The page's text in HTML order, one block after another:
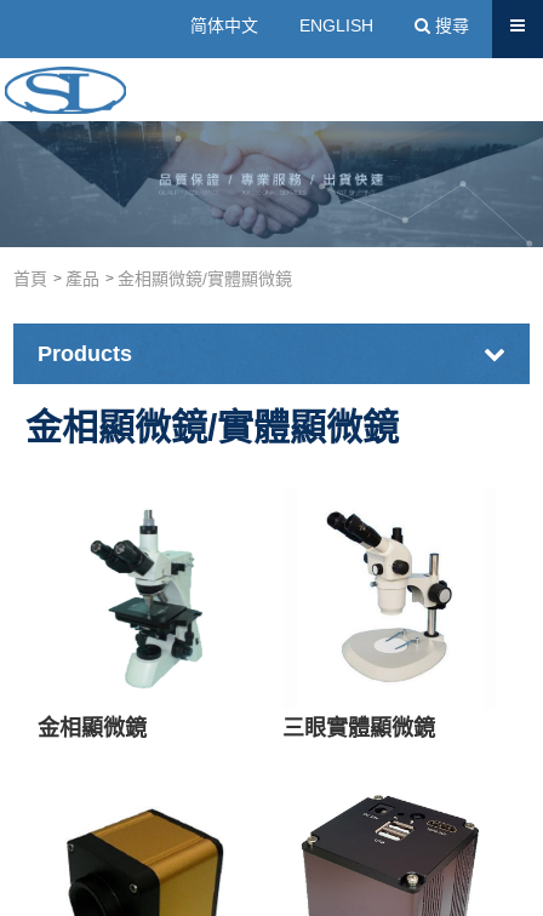
壓克力樹脂廠商｜冷埋樹脂、壓克力粉-士琳科技有限公司
送出
简体中文 ENGLISH 搜尋
首頁 產品 金相顯微鏡/實體顯微鏡
Products
金相顯微鏡/實體顯微鏡
金相顯微鏡 三眼實體顯微鏡